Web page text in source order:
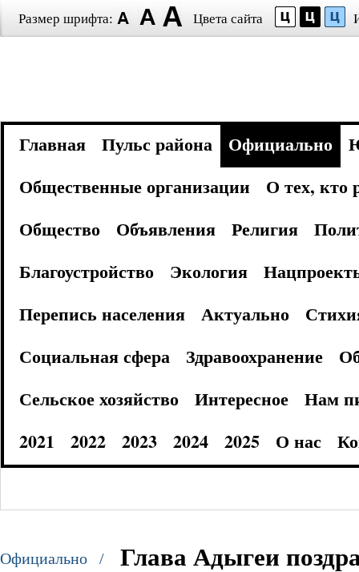
Размер шрифта: Цвета сайта
Главная Пульс района Официально
Общественные организации
О тех, кто
Общество
Объявления Религия
Благоустройство
Экология
Перепись населения
Актуально
Социальная сфера
Здравоохранение
Сельское хозяйство
Интересное
Нам
2021
2022 2023 2024 2025 О нас
Официально /
Глава Адыгеи